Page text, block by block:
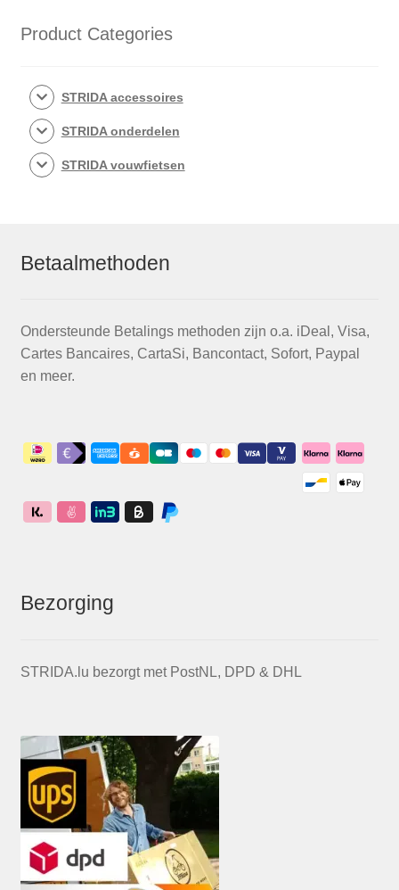
Product Categories
STRIDA accessoires
STRIDA onderdelen
STRIDA vouwfietsen
Betaalmethoden
Ondersteunde Betalings methoden zijn o.a. iDeal, Visa,
Cartes Bancaires, CartaSi, Bancontact, Sofort, Paypal
en meer.
Bezorging
STRIDA.lu bezorgt met PostNL, DPD & DHL